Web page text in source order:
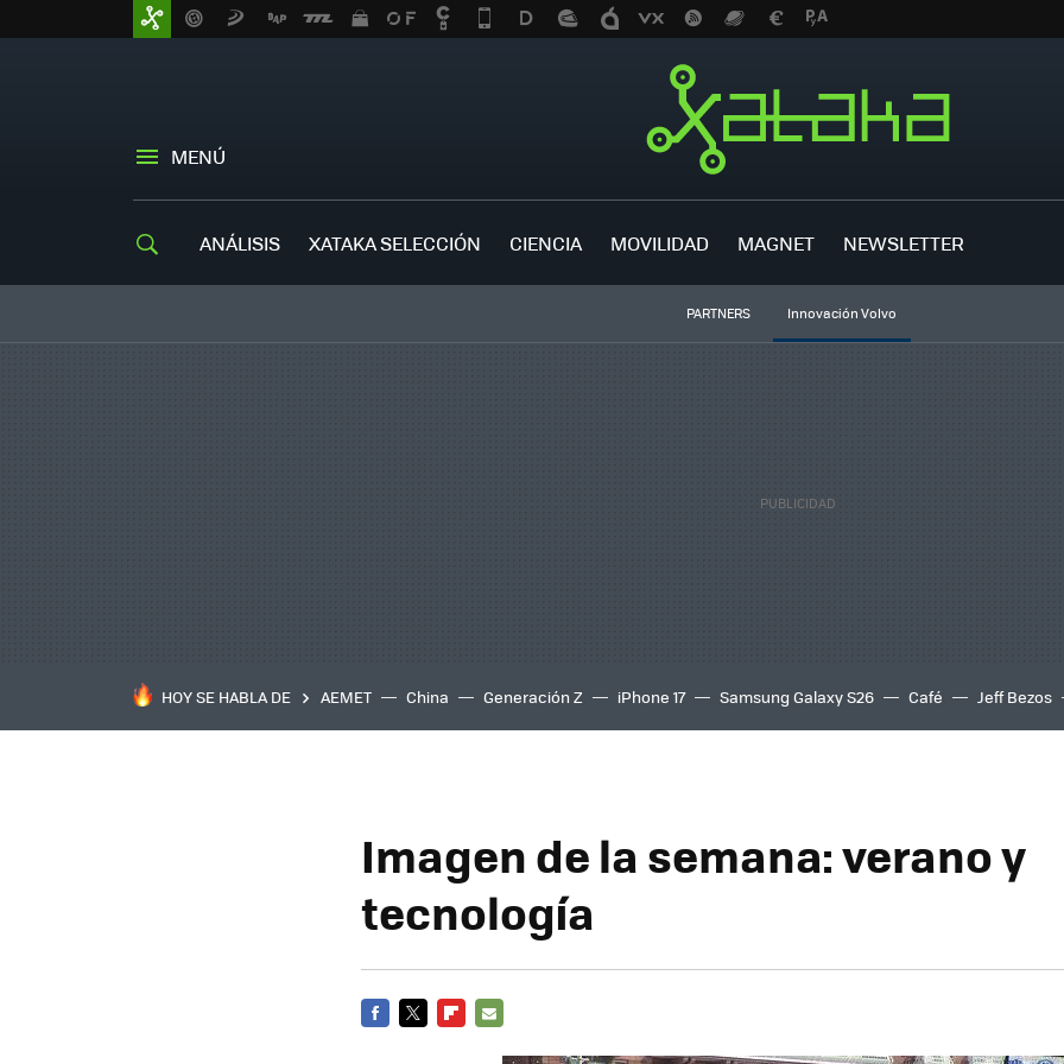
MENÚ
ANÁLISIS XATAKA SELECCIÓN CIENCIA MOVILIDAD MAGNET NEWSLETTER
PARTNERS Innovación Volvo
HOY SE HABLA DE AEMET China Generación Z iPhone 17 Samsung Galaxy S26 Café Jeff Bezos
Imagen de la semana: verano y
tecnología